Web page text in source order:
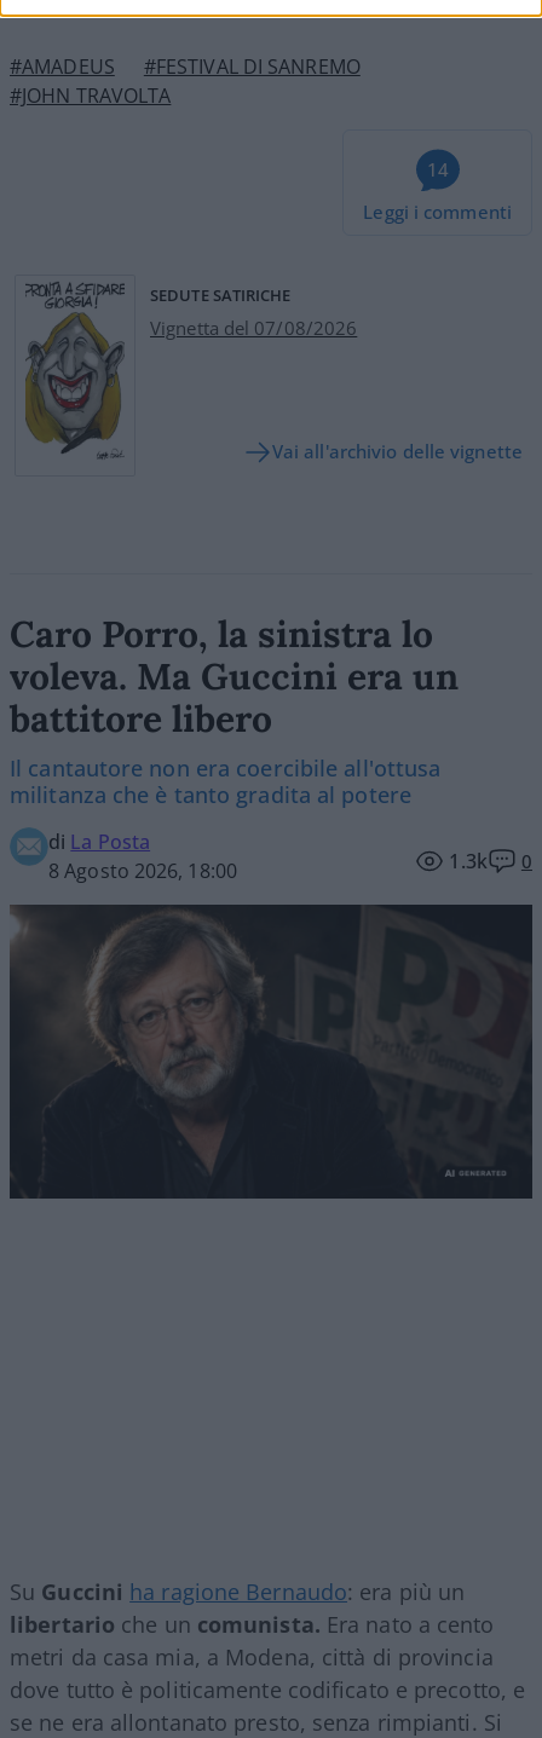
#AMADEUS
#FESTIVAL DI SANREMO
#JOHN TRAVOLTA
14
Leggi i commenti
SEDUTE SATIRICHE
Vignetta del 07/08/2026
Vai all'archivio delle vignette
Caro Porro, la sinistra lo
voleva. Ma Guccini era un
battitore libero
Il cantautore non era coercibile all'ottusa
militanza che è tanto gradita al potere
di La Posta
8 Agosto 2026, 18:00
1.3k 0
Su Guccini ha ragione Bernaudo: era più un
libertario che un comunista. Era nato a cento
metri da casa mia, a Modena, città di provincia
dove tutto è politicamente codificato e precotto, e
se ne era allontanato presto, senza rimpianti. Si